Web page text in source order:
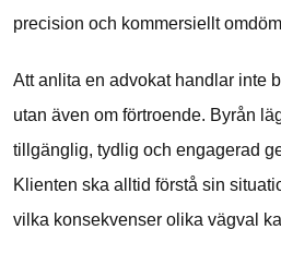
precision och kommersiellt
Att anlita en advokat handlar inte
utan även om förtroende. Byrån
tillgänglig, tydlig och engagerad
Klienten ska alltid förstå sin
vilka konsekvenser olika vägval